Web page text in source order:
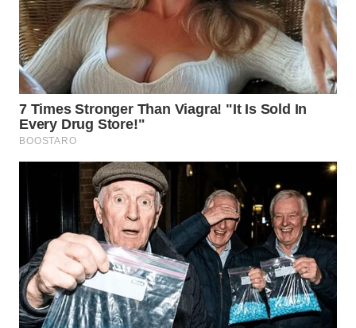
TENGAH
WN DELI
SERDANG
WN
TEBING
TINGGI
WN
KARAWANG
WN
BEKASI